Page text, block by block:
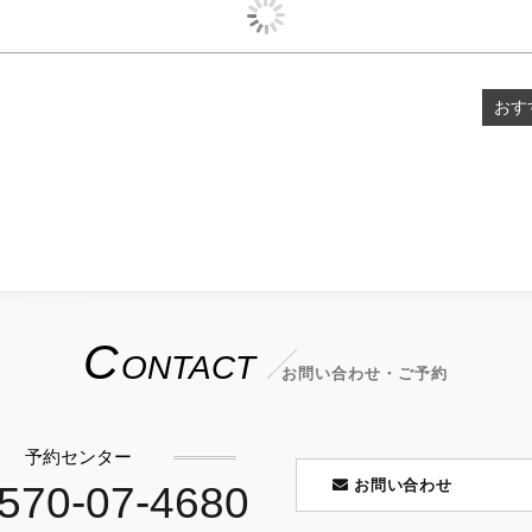
おす
CONTACT お問い合わせ・ご予約
予約センター
07-4680 お問い合わせ